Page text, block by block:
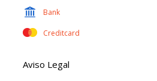
Bank
Creditcard
Aviso Legal